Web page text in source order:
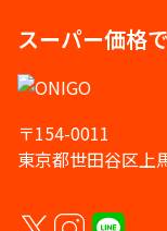
スーパー価格
〒154-0011
東京都世田谷区上